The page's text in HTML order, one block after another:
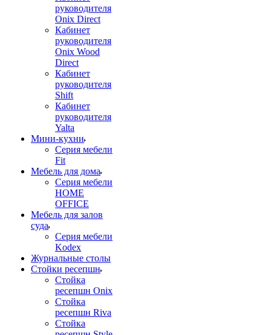
руководителя
Onix Direct
Кабинет
руководителя
Onix Wood
Direct
Кабинет
руководителя
Shift
Кабинет
руководителя
Yalta
Мини-кухни
Серия мебели
Fit
Мебель для дома
Серия мебели
HOME
OFFICE
Мебель для залов
суда
Серия мебели
Kodex
Журнальные столы
Стойки ресепшн
Стойка
ресепшн Onix
Стойка
ресепшн Riva
Стойка